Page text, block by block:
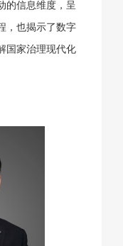
的信息维度，呈
，也揭示了数字
国家治理现代化